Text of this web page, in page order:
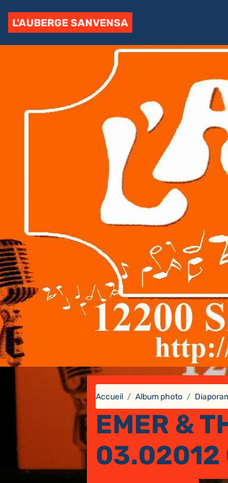
L'AUBERGE SANVENSA
Accueil Album photo
EMER &
03.02012